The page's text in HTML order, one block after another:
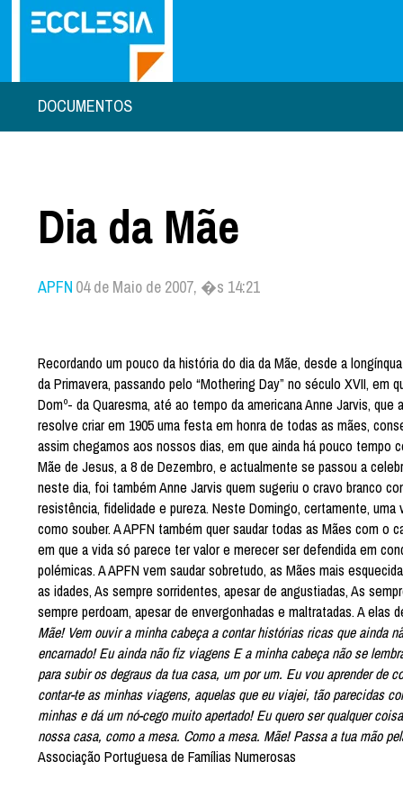
DOCUMENTOS
Dia da Mãe
APFN 04 de Maio de 2007, �s 14:21
Recordando um pouco da história do dia da Mãe, desde a
da Primavera, passando pelo “Mothering Day” no século XVII,
Domº- da Quaresma, até ao tempo da americana Anne Jarvis,
resolve criar em 1905 uma festa em honra de todas as mães,
assim chegamos aos nossos dias, em que ainda há pouco tempo
Mãe de Jesus, a 8 de Dezembro, e actualmente se passou a
neste dia, foi também Anne Jarvis quem sugeriu o cravo branco
resistência, fidelidade e pureza. Neste Domingo, certamente,
como souber. A APFN também quer saudar todas as Mães com
em que a vida só parece ter valor e merecer ser defendida em
polémicas. A APFN vem saudar sobretudo, as Mães mais
as idades, As sempre sorridentes, apesar de angustiadas, As
sempre perdoam, apesar de envergonhadas e maltratadas. A elas
Mãe! Vem ouvir a minha cabeça a contar histórias ricas que ainda
encarnado! Eu ainda não fiz viagens E a minha cabeça não se
para subir os degraus da tua casa, um por um. Eu vou aprender de
contar-te as minhas viagens, aquelas que eu viajei, tão parecidas
minhas e dá um nó-cego muito apertado! Eu quero ser qualquer
nossa casa, como a mesa. Como a mesa. Mãe! Passa a tua mão
Associação Portuguesa de Famílias Numerosas